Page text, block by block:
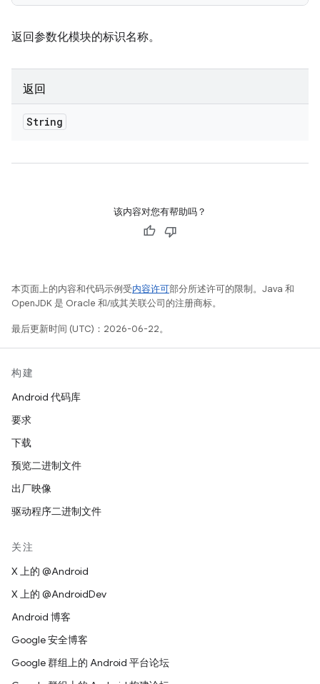
返回参数化模块的标识名称。
返回
String
该内容对您有帮助吗？
本页面上的内容和代码示例受内容许可部分所述许可的限制。Java 和
OpenJDK 是 Oracle 和/或其关联公司的注册商标。
最后更新时间 (UTC)：2026-06-22。
构建
Android 代码库
要求
下载
预览二进制文件
出厂映像
驱动程序二进制文件
关注
X 上的 @Android
X 上的 @AndroidDev
Android 博客
Google 安全博客
Google 群组上的 Android 平台论坛